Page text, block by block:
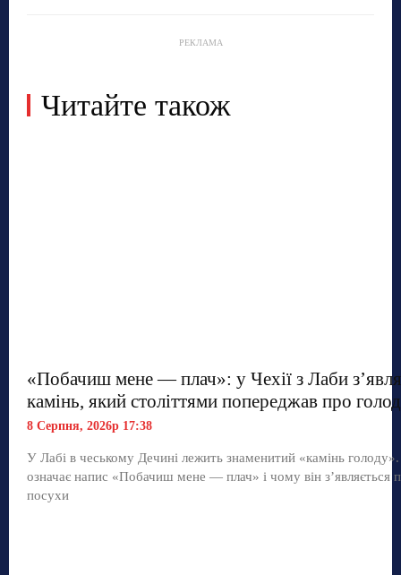
РЕКЛАМА
Читайте також
«Побачиш мене — плач»: у Чехії з Лаби
камінь, який століттями попереджав про голод
8 Серпня, 2026р 17:38
У Лабі в чеському Дечині лежить знаменитий «камінь
означає напис «Побачиш мене — плач» і чому він з’являється
посухи